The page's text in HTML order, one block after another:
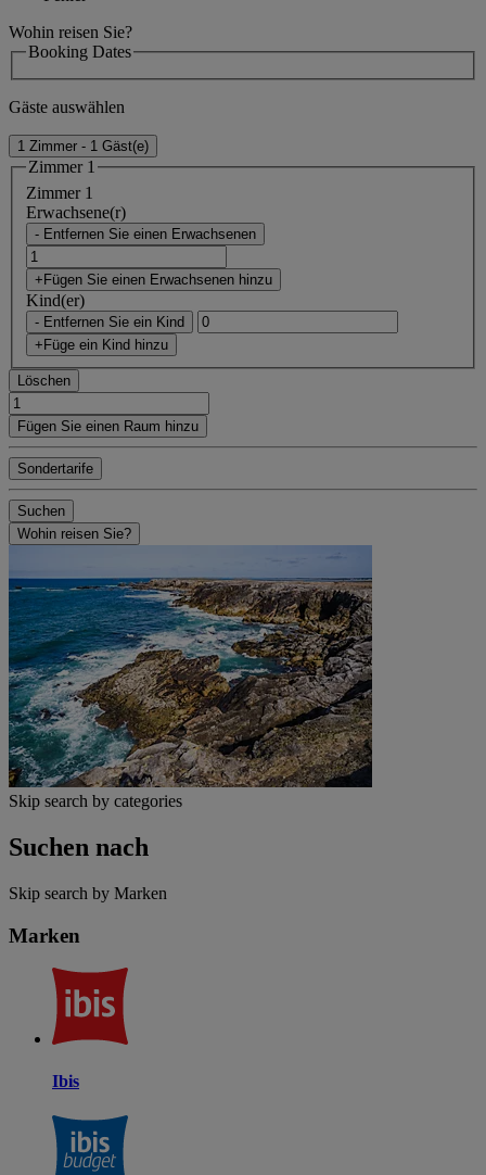
Wohin reisen Sie?
Booking Dates
Gäste auswählen
1 Zimmer - 1 Gäst(e)
Zimmer 1
Zimmer 1
Erwachsene(r)
- Entfernen Sie einen Erwachsenen
+Fügen Sie einen Erwachsenen hinzu
Kind(er)
- Entfernen Sie ein Kind
+Füge ein Kind hinzu
Löschen
Fügen Sie einen Raum hinzu
Sondertarife
Suchen
Wohin reisen Sie?
Skip search by categories
Suchen nach
Skip search by Marken
Marken
Ibis